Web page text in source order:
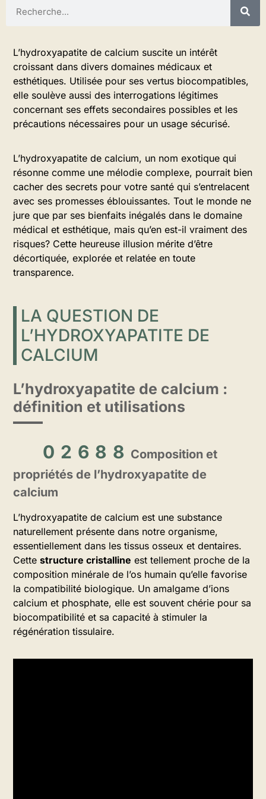
L’hydroxyapatite de calcium suscite un intérêt
croissant dans divers domaines médicaux et
esthétiques. Utilisée pour ses vertus biocompatibles,
elle soulève aussi des interrogations légitimes
concernant ses effets secondaires possibles et les
précautions nécessaires pour un usage sécurisé.
L’hydroxyapatite de calcium, un nom exotique qui
résonne comme une mélodie complexe, pourrait bien
cacher des secrets pour votre santé qui s’entrelacent
avec ses promesses éblouissantes. Tout le monde ne
jure que par ses bienfaits inégalés dans le domaine
médical et esthétique, mais qu’en est-il vraiment des
risques? Cette heureuse illusion mérite d’être
décortiquée, explorée et relatée en toute
transparence.
LA QUESTION DE
L’HYDROXYAPATITE DE
CALCIUM
L’hydroxyapatite de calcium :
définition et utilisations
Composition et
propriétés de l’hydroxyapatite de
calcium
L’hydroxyapatite de calcium est une substance
naturellement présente dans notre organisme,
essentiellement dans les tissus osseux et dentaires.
Cette structure cristalline est tellement proche de la
composition minérale de l’os humain qu’elle favorise
la compatibilité biologique. Un amalgame d’ions
calcium et phosphate, elle est souvent chérie pour sa
biocompatibilité et sa capacité à stimuler la
régénération tissulaire.